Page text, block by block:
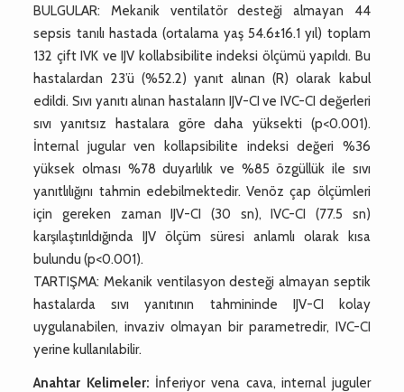
BULGULAR: Mekanik ventilatör desteği almayan 44
sepsis tanılı hastada (ortalama yaş 54.6±16.1 yıl) toplam
132 çift IVK ve IJV kollabsibilite indeksi ölçümü yapıldı. Bu
hastalardan 23’ü (%52.2) yanıt alınan (R) olarak kabul
edildi. Sıvı yanıtı alınan hastaların IJV-CI ve IVC-CI değerleri
sıvı yanıtsız hastalara göre daha yüksekti (p<0.001).
İnternal jugular ven kollapsibilite indeksi değeri %36
yüksek olması %78 duyarlılık ve %85 özgüllük ile sıvı
yanıtlılığını tahmin edebilmektedir. Venöz çap ölçümleri
için gereken zaman IJV-CI (30 sn), IVC-CI (77.5 sn)
karşılaştırıldığında IJV ölçüm süresi anlamlı olarak kısa
bulundu (p<0.001).
TARTIŞMA: Mekanik ventilasyon desteği almayan septik
hastalarda sıvı yanıtının tahmininde IJV-CI kolay
uygulanabilen, invaziv olmayan bir parametredir, IVC-CI
yerine kullanılabilir.
Anahtar Kelimeler: İnferiyor vena cava, internal juguler